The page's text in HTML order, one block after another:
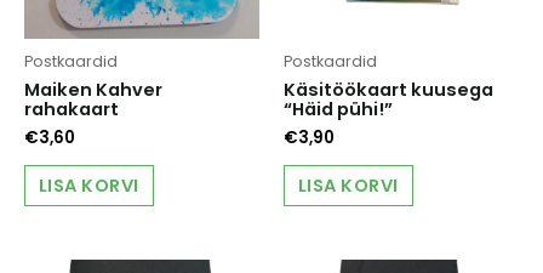
Postkaardid
Maiken Kahver
rahakaart
€3,60
LISA KORVI
Postkaardid
Käsitöökaart kuusega
“Häid pühi!”
€3,90
LISA KORVI